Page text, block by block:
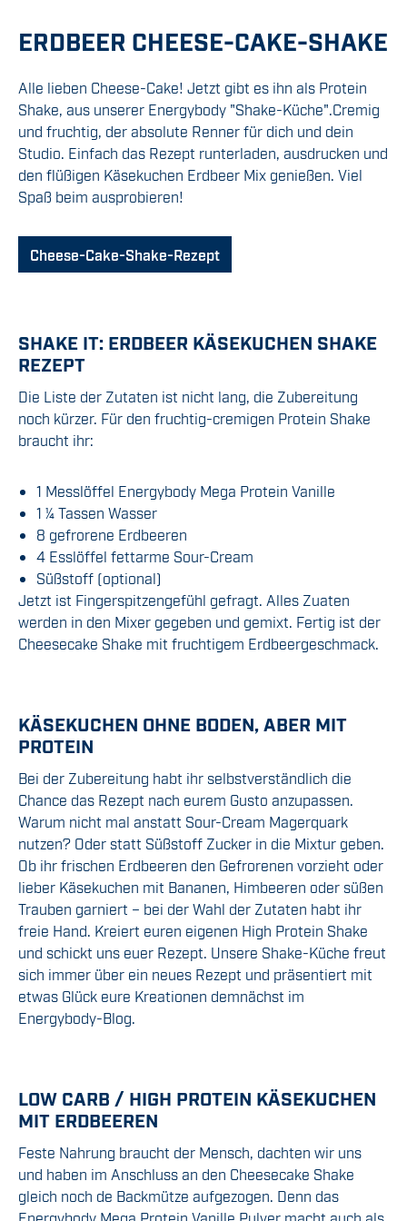
ERDBEER CHEESE-CAKE-SHAKE
Alle lieben Cheese-Cake! Jetzt gibt es ihn als Protein
Shake, aus unserer Energybody "Shake-Küche".Cremig
und fruchtig, der absolute Renner für dich und dein
Studio. Einfach das Rezept runterladen, ausdrucken und
den flüßigen Käsekuchen Erdbeer Mix genießen. Viel
Spaß beim ausprobieren!
Cheese-Cake-Shake-Rezept
SHAKE IT: ERDBEER KÄSEKUCHEN SHAKE
REZEPT
Die Liste der Zutaten ist nicht lang, die Zubereitung
noch kürzer. Für den fruchtig-cremigen Protein Shake
braucht ihr:
1 Messlöffel Energybody Mega Protein Vanille
1 1⁄4 Tassen Wasser
8 gefrorene Erdbeeren
4 Esslöffel fettarme Sour-Cream
Süßstoff (optional)
Jetzt ist Fingerspitzengefühl gefragt. Alles Zuaten
werden in den Mixer gegeben und gemixt. Fertig ist der
Cheesecake Shake mit fruchtigem Erdbeergeschmack.
KÄSEKUCHEN OHNE BODEN, ABER MIT
PROTEIN
Bei der Zubereitung habt ihr selbstverständlich die
Chance das Rezept nach eurem Gusto anzupassen.
Warum nicht mal anstatt Sour-Cream Magerquark
nutzen? Oder statt Süßstoff Zucker in die Mixtur geben.
Ob ihr frischen Erdbeeren den Gefrorenen vorzieht oder
lieber Käsekuchen mit Bananen, Himbeeren oder süßen
Trauben garniert – bei der Wahl der Zutaten habt ihr
freie Hand. Kreiert euren eigenen High Protein Shake
und schickt uns euer Rezept. Unsere Shake-Küche freut
sich immer über ein neues Rezept und präsentiert mit
etwas Glück eure Kreationen demnächst im
Energybody-Blog.
LOW CARB / HIGH PROTEIN KÄSEKUCHEN
MIT ERDBEEREN
Feste Nahrung braucht der Mensch, dachten wir uns
und haben im Anschluss an den Cheesecake Shake
gleich noch de Backmütze aufgezogen. Denn das